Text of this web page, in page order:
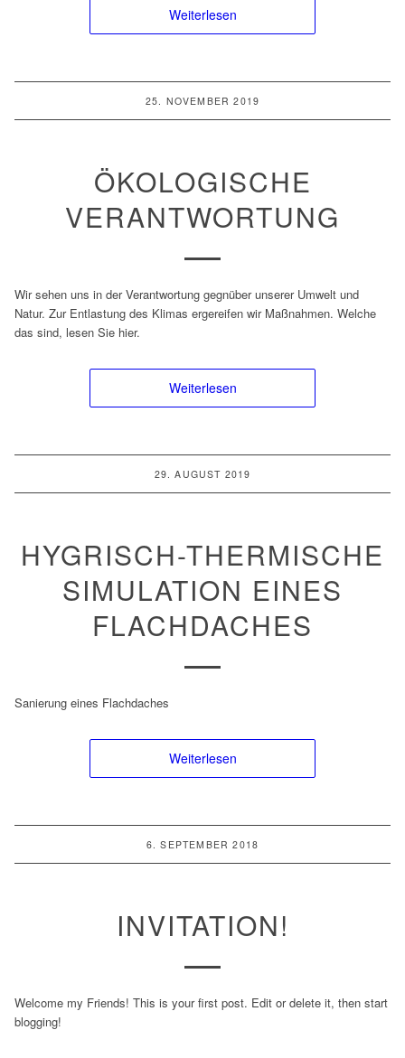
Weiterlesen
25. NOVEMBER 2019
ÖKOLOGISCHE
VERANTWORTUNG
Wir sehen uns in der Verantwortung gegnüber unserer Umwelt und
Natur. Zur Entlastung des Klimas ergereifen wir Maßnahmen. Welche
das sind, lesen Sie hier.
Weiterlesen
29. AUGUST 2019
HYGRISCH-THERMISCHE
SIMULATION EINES
FLACHDACHES
Sanierung eines Flachdaches
Weiterlesen
6. SEPTEMBER 2018
INVITATION!
Welcome my Friends! This is your first post. Edit or delete it, then start
blogging!